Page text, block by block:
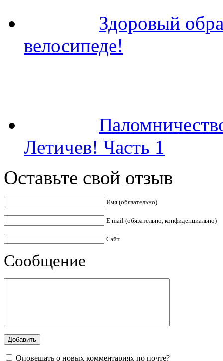
Здоровый
велосипеде!
Летичев! Часть 1
Оставьте свой отзыв
Имя (обязательно)
E-mail (обязательно, конфиденциально)
Сайт
Сообщение
Оповещать о новых комментариях по почте?